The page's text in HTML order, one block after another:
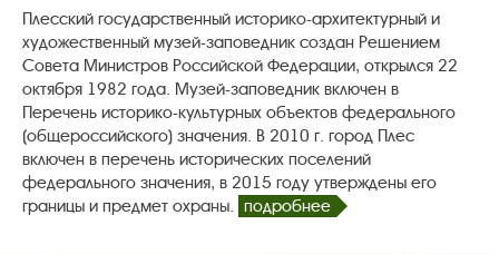
Плесский государственный историко-архитектурный и
художественный музей-заповедник создан Решением
Совета Министров Российской Федерации, открылся 22
октября 1982 года. Музей-заповедник включен в
Перечень историко-культурных объектов федерального
(общероссийского) значения. В 2010 г. город Плес
включен в перечень исторических поселений
федерального значения, в 2015 году утверждены его
границы и предмет охраны. подробнее